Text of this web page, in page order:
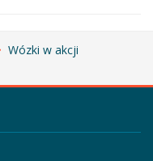
Wózki w akcji